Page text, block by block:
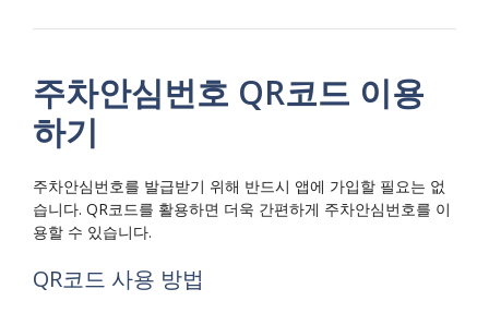
주차안심번호 QR코드 이용
하기
주차안심번호를 발급받기 위해 반드시 앱에 가입할 필요는 없
습니다. QR코드를 활용하면 더욱 간편하게 주차안심번호를 이
용할 수 있습니다.
QR코드 사용 방법